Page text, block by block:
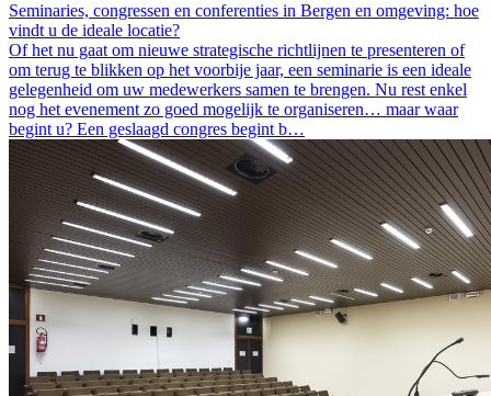
Seminaries, congressen en conferenties in Bergen en omgeving: hoe
vindt u de ideale locatie?
Of het nu gaat om nieuwe strategische richtlijnen te presenteren of
om terug te blikken op het voorbije jaar, een seminarie is een ideale
gelegenheid om uw medewerkers samen te brengen. Nu rest enkel
nog het evenement zo goed mogelijk te organiseren… maar waar
begint u? Een geslaagd congres begint b…